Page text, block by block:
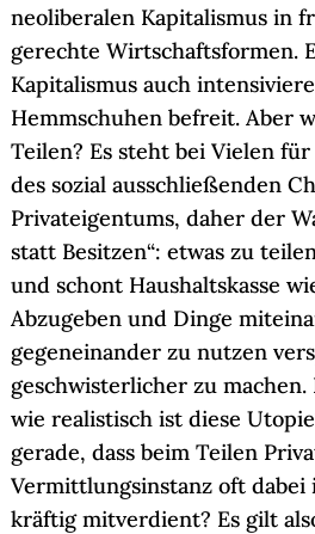
neoliberalen Kapitalismus in
gerechte Wirtschaftsformen.
Kapitalismus auch
Hemmschuhen befreit. Aber
Teilen? Es steht bei Vielen
des sozial ausschließenden
Privateigentums, daher der
statt Besitzen“: etwas zu
und schont Haushaltskasse
Abzugeben und Dinge
gegeneinander zu nutzen
geschwisterlicher zu
wie realistisch ist diese
gerade, dass beim Teilen
Vermittlungsinstanz oft
kräftig mitverdient? Es gilt